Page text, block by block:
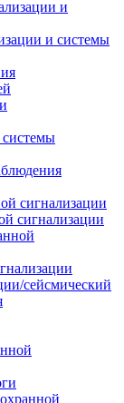
и системы
системы
сигнализации
сигнализации
сейсмический